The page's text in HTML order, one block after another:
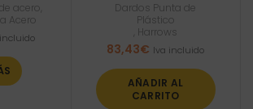
acero
Acero
Dardos Punta de
Plástico
Harrows
83,43€ Iva incluido
AÑADIR AL
CARRITO